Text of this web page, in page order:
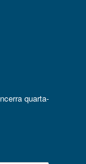
quarta-